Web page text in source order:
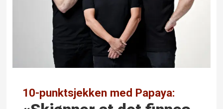
10-punktsjekken med Papaya: